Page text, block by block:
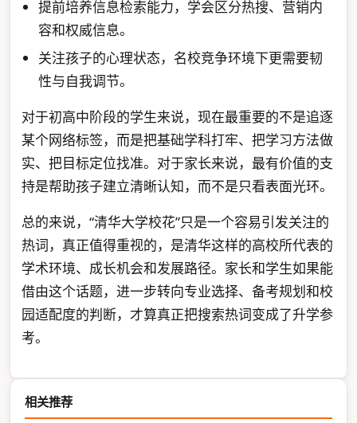
提前培养信息检索能力，学会区分热搜、营销内
容和权威信息。
关注孩子的心理状态，名校竞争环境下更需要韧
性与自我调节。
对于初高中阶段的学生来说，现在最重要的不是追逐
某个网络标签，而是把基础学科打牢、把学习方法做
实、把目标定位找准。对于家长来说，最有价值的支
持是帮助孩子建立清晰认知，而不是只看表面光环。
总的来说，“清华大学校花”只是一个容易引发关注的
热词，真正值得重视的，是清华这样的高校所代表的
学术环境、成长机会和发展路径。家长和学生如果能
借由这个话题，进一步转向专业选择、备考规划和校
园适配度的判断，才算真正把搜索热词变成了升学参
考。
相关推荐